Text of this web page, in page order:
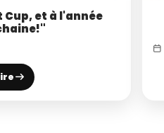
et à l'année